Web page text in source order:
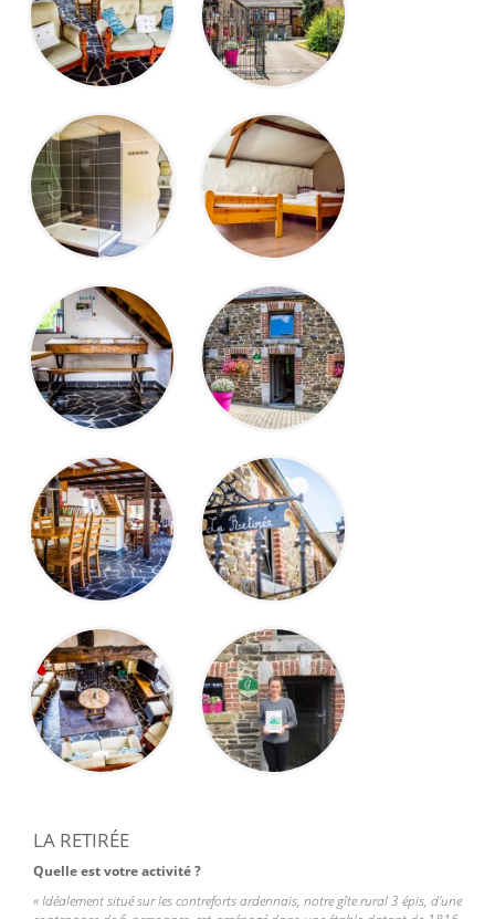
LA RETIRÉE
Quelle est votre activité ?
«Idéalement situé sur les contreforts ardennais, notre gîte rural 3 épis, d'une